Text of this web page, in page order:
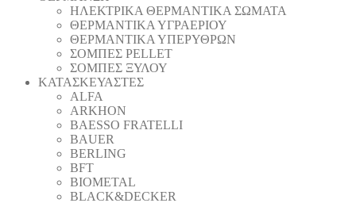
ΗΛΕΚΤΡΙΚΑ ΘΕΡΜΑΝΤΙΚΑ ΣΩΜΑΤΑ
ΘΕΡΜΑΝΤΙΚΑ ΥΓΡΑΕΡΙΟΥ
ΘΕΡΜΑΝΤΙΚΑ ΥΠΕΡΥΘΡΩΝ
ΣΟΜΠΕΣ PELLET
ΣΟΜΠΕΣ ΞΥΛΟΥ
ΚΑΤΑΣΚΕΥΑΣΤΕΣ
ALFA
ARKHON
BAESSO FRATELLI
BAUER
BERLING
BFT
BIOMETAL
BLACK&DECKER